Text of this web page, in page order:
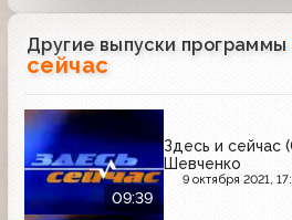
Другие выпуски программы
сейчас
09:39
Здесь и сейчас
Шевченко
9 октября 2021,